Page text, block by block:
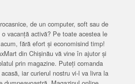
de un computer, soft sau de
vacanță activă? Pe toate acestea le
fără efort și economisind timp!
din Chișinău vă vine în ajutor și
prin magazine. Puteți comanda
iar curierul nostru vi-l va livra la